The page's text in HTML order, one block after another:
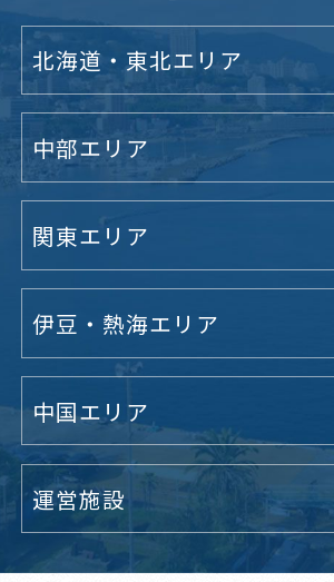
北海道・東北エリア
中部エリア
関東エリア
伊豆・熱海エリア
中国エリア
運営施設